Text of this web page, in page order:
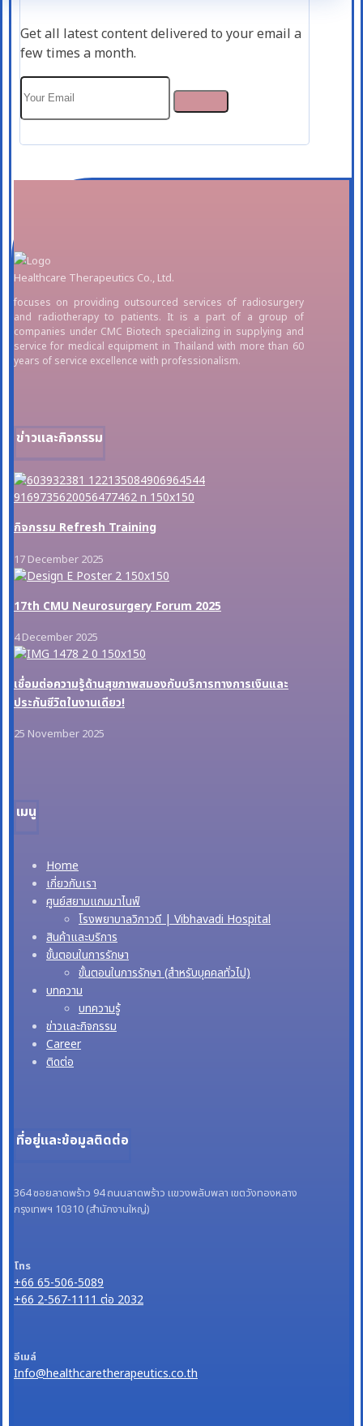
Get all latest content delivered to your email a
few times a month.
Healthcare Therapeutics Co., Ltd.
focuses on providing outsourced services of radiosurgery
and radiotherapy to patients. It is a part of a group of
companies under CMC Biotech specializing in supplying and
service for medical equipment in Thailand with more than 60
years of service excellence with professionalism.
ข่าวและกิจกรรม
กิจกรรม Refresh Training
17 December 2025
17th CMU Neurosurgery Forum 2025
4 December 2025
เชื่อมต่อความรู้ด้านสุขภาพสมองกับบริการทางการเงินและ
ประกันชีวิตในงานเดียว!
25 November 2025
เมนู
Home
เกี่ยวกับเรา
ศูนย์สยามแกมมาไนฟ์
โรงพยาบาลวิภาวดี | Vibhavadi Hospital
สินค้าและบริการ
ขั้นตอนในการรักษา
ขั้นตอนในการรักษา (สำหรับบุคคลทั่วไป)
บทความ
บทความรู้
ข่าวและกิจกรรม
Career
ติดต่อ
ที่อยู่และข้อมูลติดต่อ
364 ซอยลาดพร้าว 94 ถนนลาดพร้าว แขวงพลับพลา เขตวังทองหลาง
กรุงเทพฯ 10310 (สำนักงานใหญ่)
โทร
+66 65-506-5089
+66 2-567-1111 ต่อ 2032
อีเมล์
Info@healthcaretherapeutics.co.th